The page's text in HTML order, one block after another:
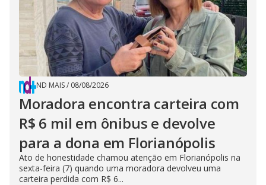
ND MAIS/ 08/08/2026
Moradora encontra carteira com
R$ 6 mil em ônibus e devolve
para a dona em Florianópolis
Ato de honestidade chamou atenção em Florianópolis na
sexta-feira (7) quando uma moradora devolveu uma
carteira perdida com R$ 6...